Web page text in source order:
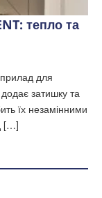
тепло та
для
затишку та
їх незамінними
[…]